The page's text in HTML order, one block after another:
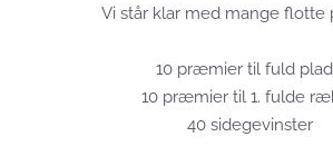
Vi står klar med mange flotte
10 præmier til fuld
10 præmier til 1. fulde
40 sidegevinster